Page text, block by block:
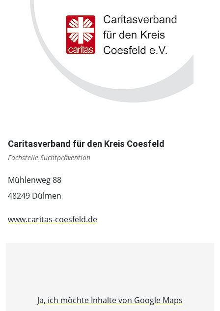
Caritasverband für den Kreis Coesfeld
Fachstelle Suchtprävention
Mühlenweg 88
48249 Dülmen
www.caritas-coesfeld.de
Ja, ich möchte Inhalte von Google Maps